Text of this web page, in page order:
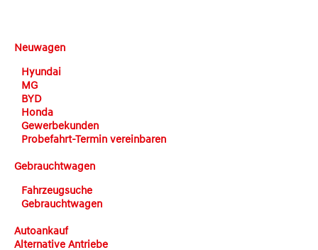
Neuwagen
Hyundai
MG
BYD
Honda
Gewerbekunden
Probefahrt-Termin vereinbaren
Gebrauchtwagen
Fahrzeugsuche
Gebrauchtwagen
Autoankauf
Alternative Antriebe